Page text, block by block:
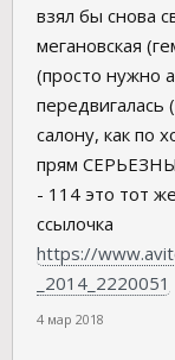
взял бы снова
мегановская
(просто нужно
передвигалась
салону, как по
прям
- 114 это тот
ссылочка
https://
_2014_2220051
4 мар 2018